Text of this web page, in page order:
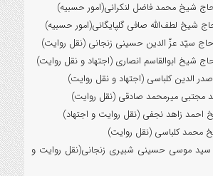
سید موسی حسینی شبیری زنجانی(نقل روایت و